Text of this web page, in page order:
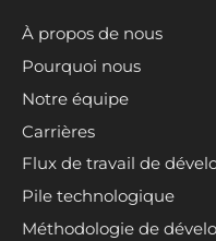
À propos de nous
Pourquoi nous
Notre équipe
Carrières
Flux de travail de
Pile technologique
Méthodologie de